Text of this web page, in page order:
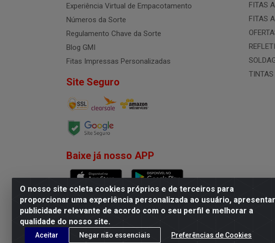
O nosso site coleta cookies próprios e de terceiros para
proporcionar uma experiência personalizada ao usuário, apresentar
publicidade relevante de acordo com o seu perfil e melhorar a
qualidade do nosso site.
Aceitar Negar não essenciais Preferências de Cookies
Experiência Virtual de Empacotamento
Números da Sorte
Regulamento Chave da Sorte
Blog GMI
Fitas Impressas Personalizadas
Site Seguro
Baixe já nosso APP
FITAS
FITAS
TINTAS
G.M.I. Distribuidora LTDA - Rua Conselheiro